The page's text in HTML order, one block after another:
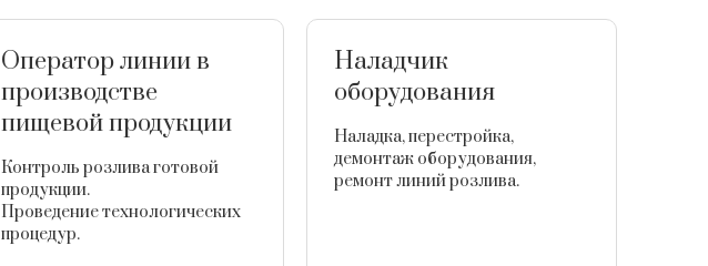
Оператор линии в
производстве
пищевой продукции
Контроль розлива готовой
продукции.
Проведение технологических
процедур.
Наладчик
оборудования
Наладка, перестройка,
демонтаж оборудования,
ремонт линий розлива.